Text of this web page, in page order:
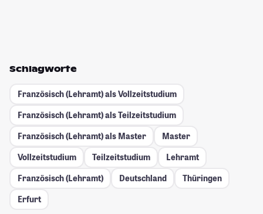
Schlagworte
Französisch (Lehramt) als Vollzeitstudium
Französisch (Lehramt) als Teilzeitstudium
Französisch (Lehramt) als Master
Master
Vollzeitstudium
Teilzeitstudium
Lehramt
Französisch (Lehramt)
Deutschland
Thüringen
Erfurt